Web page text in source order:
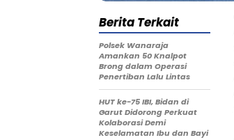
Berita Terkait
Polsek Wanaraja
Amankan 50 Knalpot
Brong dalam Operasi
Penertiban Lalu Lintas
HUT ke-75 IBI, Bidan di
Garut Didorong Perkuat
Kolaborasi Demi
Keselamatan Ibu dan Bayi